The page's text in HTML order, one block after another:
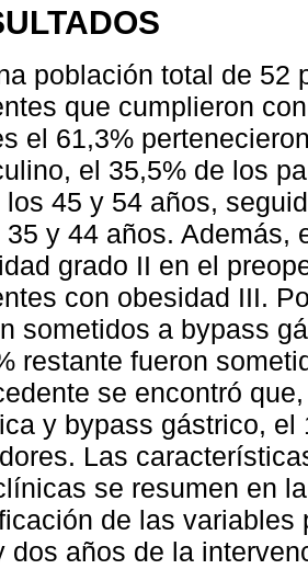
población total de 52
que cumplieron
el 61,3%
el 35,5% de los
los 45 y 54 años,
35 y 44 años. Además,
grado II en el
con obesidad III.
sometidos a bypass
restante fueron
se encontró
y bypass gástrico,
Las
se resumen en
de las
dos años de la